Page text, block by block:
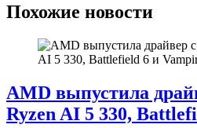
Похожие новости
AMD выпустила
Ryzen AI 5 330,